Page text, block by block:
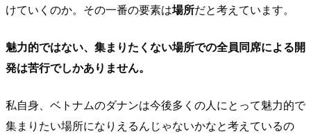
けていくのか。その一番の要素は場所だと考えています。
魅力的ではない、集まりたくない場所での全員同席による開
発は苦行でしかありません。
私自身、ベトナムのダナンは今後多くの人にとって魅力的で
集まりたい場所になりえるんじゃないかなと考えているの